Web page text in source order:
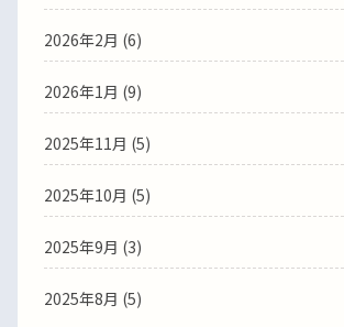
2026年2月 (6)
2026年1月 (9)
2025年11月 (5)
2025年10月 (5)
2025年9月 (3)
2025年8月 (5)